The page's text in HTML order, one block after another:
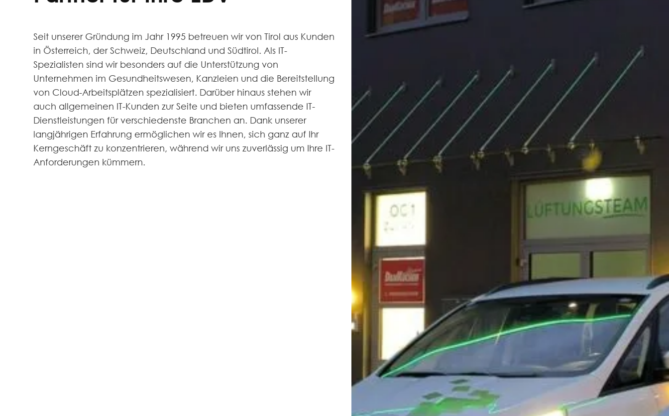
Seit unserer Gründung im Jahr 1995 betreuen wir von Tirol aus Kunden
in Österreich, der Schweiz, Deutschland und Südtirol. Als IT-
Spezialisten sind wir besonders auf die Unterstützung von
Unternehmen im Gesundheitswesen, Kanzleien und die Bereitstellung
von Cloud-Arbeitsplätzen spezialisiert. Darüber hinaus stehen wir
auch allgemeinen IT-Kunden zur Seite und bieten umfassende IT-
Dienstleistungen für verschiedenste Branchen an. Dank unserer
langjährigen Erfahrung ermöglichen wir es Ihnen, sich ganz auf Ihr
Kerngeschäft zu konzentrieren, während wir uns zuverlässig um Ihre IT-
Anforderungen kümmern.